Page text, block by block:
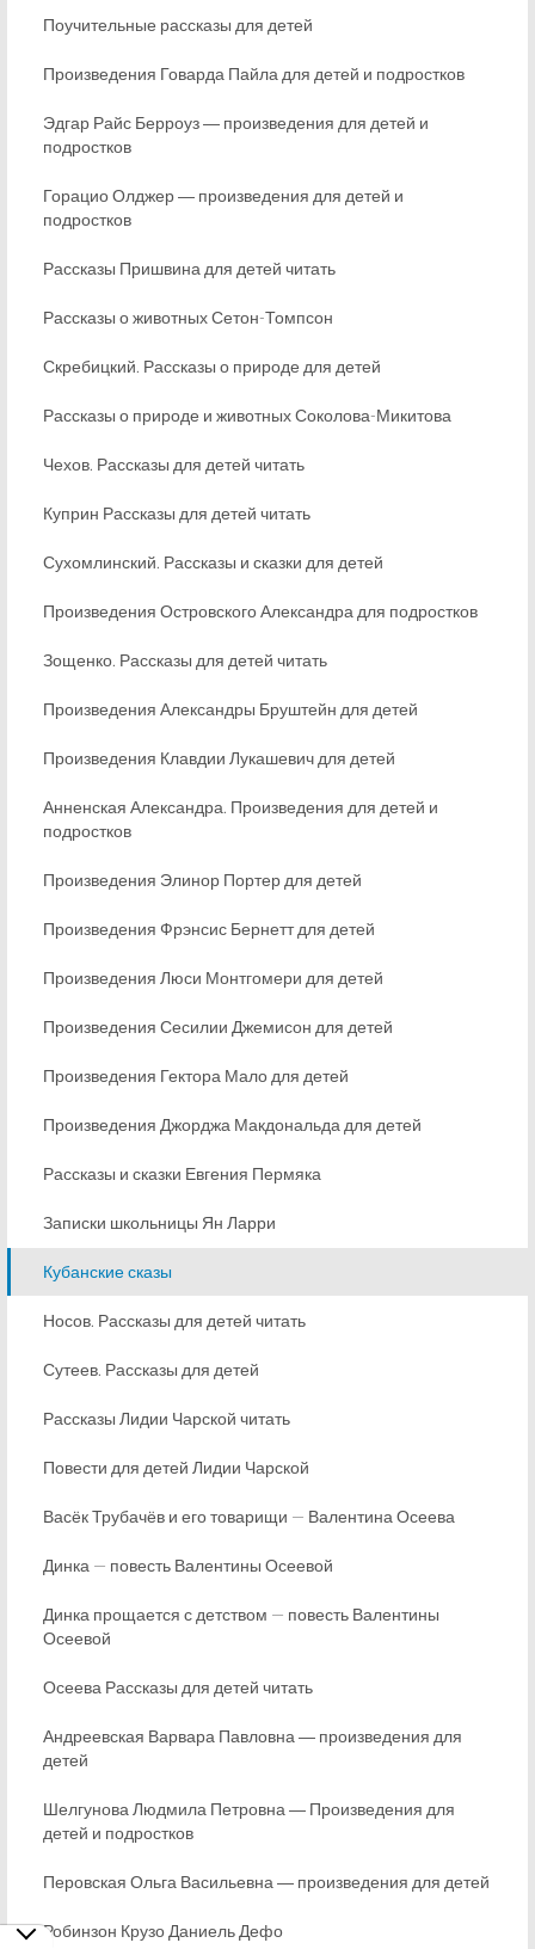
Поучительные рассказы для детей
Произведения Говарда Пайла для детей и подростков
Эдгар Райс Берроуз ― произведения для детей и
подростков
Горацио Олджер ― произведения для детей и
подростков
Рассказы Пришвина для детей читать
Рассказы о животных Сетон-Томпсон
Скребицкий. Рассказы о природе для детей
Рассказы о природе и животных Соколова-Микитова
Чехов. Рассказы для детей читать
Куприн Рассказы для детей читать
Сухомлинский. Рассказы и сказки для детей
Произведения Островского Александра для подростков
Зощенко. Рассказы для детей читать
Произведения Александры Бруштейн для детей
Произведения Клавдии Лукашевич для детей
Анненская Александра. Произведения для детей и
подростков
Произведения Элинор Портер для детей
Произведения Фрэнсис Бернетт для детей
Произведения Люси Монтгомери для детей
Произведения Сесилии Джемисон для детей
Произведения Гектора Мало для детей
Произведения Джорджа Макдональда для детей
Рассказы и сказки Евгения Пермяка
Записки школьницы Ян Ларри
Кубанские сказы
Носов. Рассказы для детей читать
Сутеев. Рассказы для детей
Рассказы Лидии Чарской читать
Повести для детей Лидии Чарской
Васёк Трубачёв и его товарищи — Валентина Осеева
Динка — повесть Валентины Осеевой
Динка прощается с детством — повесть Валентины
Осеевой
Осеева Рассказы для детей читать
Андреевская Варвара Павловна ― произведения для
детей
Шелгунова Людмила Петровна ― Произведения для
детей и подростков
Перовская Ольга Васильевна ― произведения для детей
Робинзон Крузо Даниель Дефо